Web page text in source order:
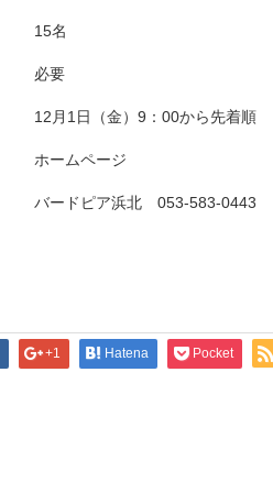
15名
必要
12月1日（金）9：00から先着順
ホームページ
バードピア浜北 053-583-0443
+1 Hatena Pocket